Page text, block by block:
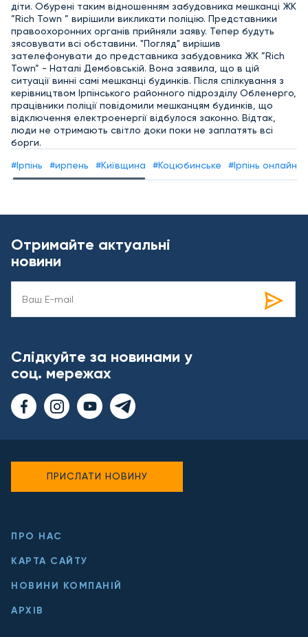
діти. Обурені таким відношенням забудовника мешканці ЖК
”Rich Town ” вирішили викликати поліцію. Представники
правоохоронних органів прийняли заяву. Тепер будуть
зясовувати всі обставини. "Погляд" вирішив
зателефонувати до представника забудовника ЖК ”Rich
Town” - Наталі Дембовській. Вона заявила, що в цій
ситуації винні самі мешканці будинків. Після спілкування з
керівництвом Ірпінського районного підрозділу Обленерго,
працівники поліції повідомили мешканцям будинків, що
відключення електроенергії відбулося законно. Відтак,
люди не отримають світло доки поки не заплатять всі
борги.
#Ірпінь #ирпень #Київщина #Коцюбинське #Ірпінь онлайн
Отримайте актуальні
новини
Слідкуйте за новинами у
соц. мережах
ПРО НАС
КАРТА САЙТУ
НОВИНИ КОМПАНІЙ
АРХІВ
ПРИСЛАТИ НОВИНУ